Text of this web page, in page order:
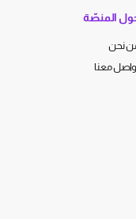
المنصّة
نحن
معنا